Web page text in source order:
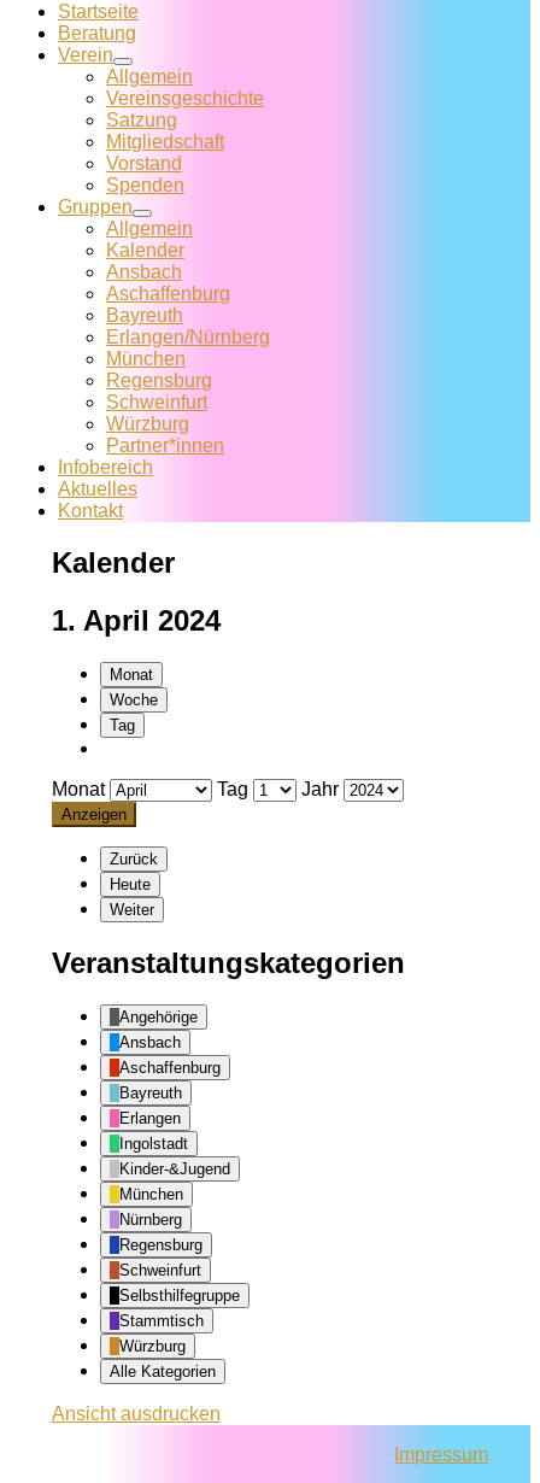
Startseite
Beratung
Verein
Allgemein
Vereins­geschichte
Satzung
Mitglied­schaft
Vorstand
Spenden
Gruppen
Allgemein
Kalender
Ansbach
Aschaffenburg
Bayreuth
Erlangen/Nürnberg
München
Regensburg
Schweinfurt
Würzburg
Partner*innen
Infobereich
Aktuelles
Kontakt
Kalender
1. April 2024
Monat
Woche
Tag
Monat Tag Jahr
Zurück
Heute
Weiter
Veranstaltungskategorien
Angehörige
Ansbach
Aschaffenburg
Bayreuth
Erlangen
Ingolstadt
Kinder-&Jugend
München
Nürnberg
Regensburg
Schweinfurt
Selbsthilfegruppe
Stammtisch
Würzburg
Alle Kategorien
Ansichtausdrucken
Impressum